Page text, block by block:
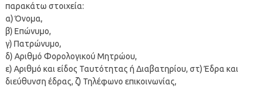
παρακάτω στοιχεία:
α) Όνομα,
β) Επώνυμο,
γ) Πατρώνυμο,
δ) Αριθμό Φορολογικού Μητρώου,
ε) Αριθμό και είδος Ταυτότητας ή Διαβατηρίου, στ) Έδρα και
διεύθυνση έδρας, ζ) Τηλέφωνο επικοινωνίας,